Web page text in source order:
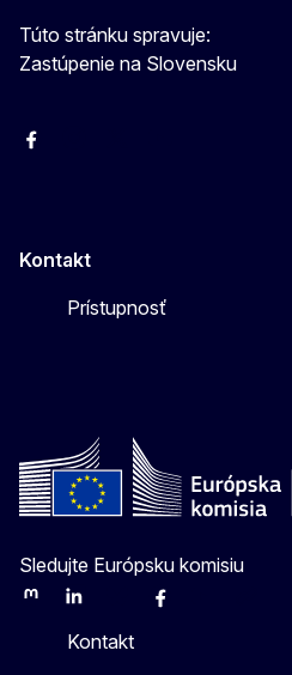
Túto stránku spravuje:
Zastúpenie na Slovensku
Facebook
Kontakt
Prístupnosť
Sledujte Európsku komisiu
MastodonLinkedInBlueskyFacebook
Kontakt